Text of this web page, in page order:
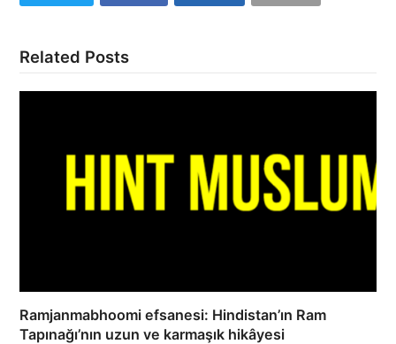
Related Posts
Ramjanmabhoomi efsanesi: Hindistan’ın Ram
Tapınağı’nın uzun ve karmaşık hikâyesi